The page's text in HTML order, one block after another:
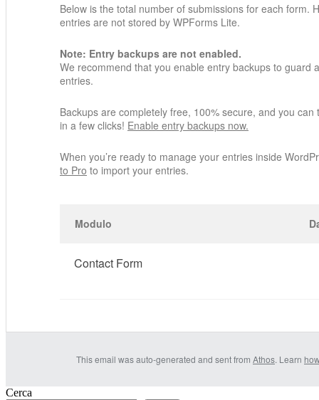
Below is the total number of submissions for each form.
entries are not stored by WPForms Lite.
Note: Entry backups are not enabled.
We recommend that you enable entry backups to guard
entries.
Backups are completely free, 100% secure, and you can
in a few clicks! Enable entry backups now.
When you’re ready to manage your entries inside
to Pro to import your entries.
Modulo
Contact Form
This email was auto-generated and sent from Athos. Learn
Cerca